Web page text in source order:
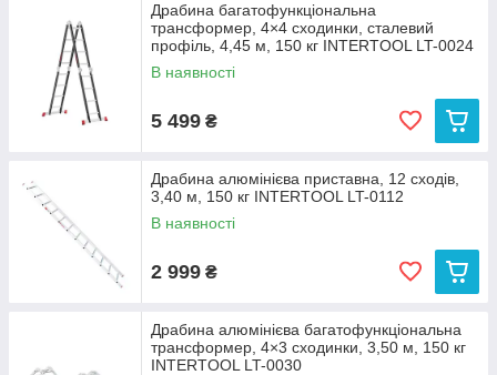
Драбина багатофункціональна
трансформер, 4×4 сходинки, сталевий
профіль, 4,45 м, 150 кг INTERTOOL LT-0024
В наявності
5 499 ₴
Драбина алюмінієва приставна, 12 сходів,
3,40 м, 150 кг INTERTOOL LT-0112
В наявності
2 999 ₴
Драбина алюмінієва багатофункціональна
трансформер, 4×3 сходинки, 3,50 м, 150 кг
INTERTOOL LT-0030